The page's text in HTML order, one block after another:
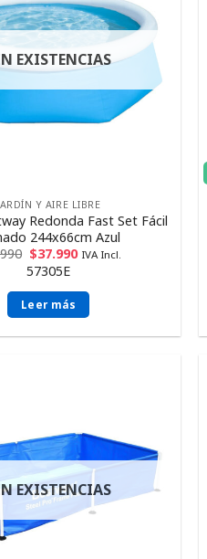
EXISTENCIAS
Y AIRE LIBRE
Redonda Fast Set Fácil
244x66cm Azul
$37.990 IVA Incl.
57305E
Leer más
EXISTENCIAS